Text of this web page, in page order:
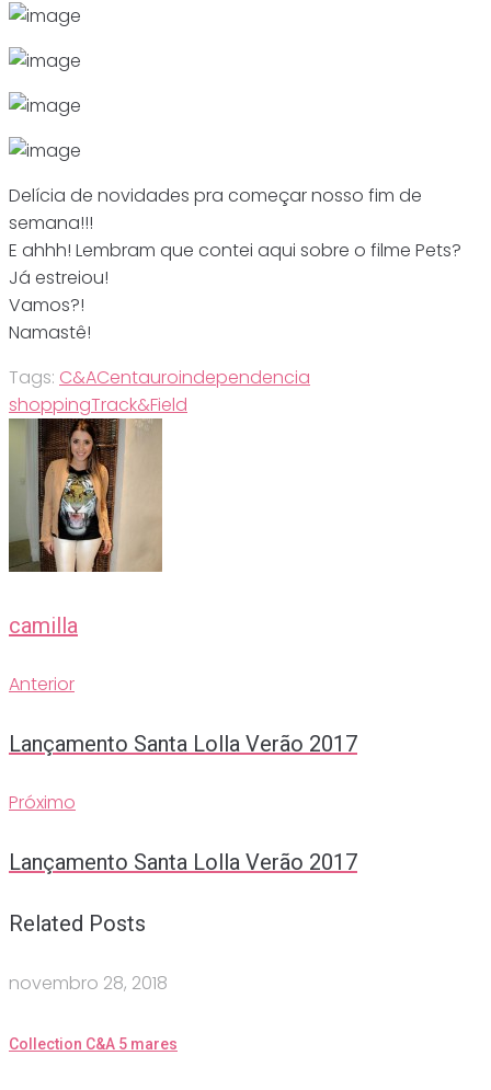
Delícia de novidades pra começar nosso fim de
semana!!!
E ahhh! Lembram que contei aqui sobre o filme Pets?
Já estreiou!
Vamos?!
Namastê!
Tags: C&ACentauroindependencia
shoppingTrack&Field
camilla
Navegação
Post
Anterior
Anterior
Lançamento Santa Lolla Verão 2017
Próximo
Próximo
Lançamento Santa Lolla Verão 2017
Related Posts
novembro 28, 2018
Collection C&A 5 mares